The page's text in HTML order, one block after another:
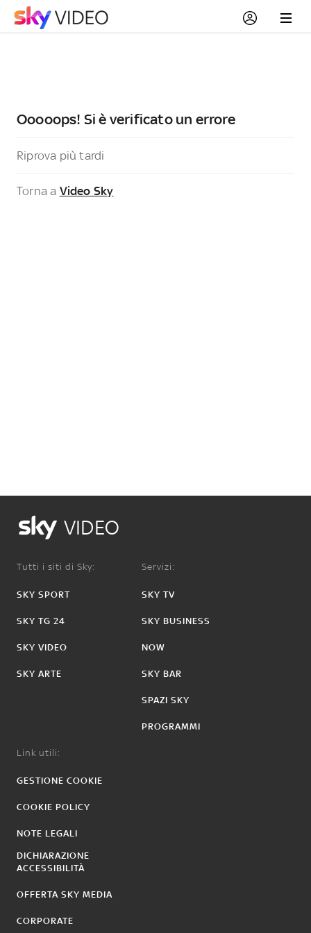
Ooooops! Si è verificato un errore
Riprova più tardi
Torna a Video Sky
VIDEO
Tutti i siti di Sky:
SKY SPORT
SKY TG 24
SKY VIDEO
SKY ARTE
Servizi:
SKY TV
SKY BUSINESS
NOW
SKY BAR
SPAZI SKY
PROGRAMMI
Link utili:
GESTIONE COOKIE
COOKIE POLICY
NOTE LEGALI
DICHIARAZIONE
ACCESSIBILITÀ
OFFERTA SKY MEDIA
CORPORATE